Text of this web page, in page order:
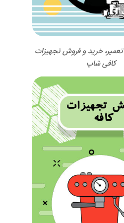
تعمیر، خرید و فروش تجهیزات
کافی شاپ